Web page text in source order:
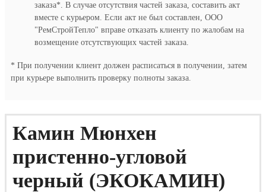
заказа*. В случае отсутствия частей заказа, составить акт
вместе с курьером. Если акт не был составлен, ООО
"РемСтройТепло" вправе отказать клиенту по жалобам на
возмещение отсутствующих частей заказа.
* При получении клиент должен расписаться в получении, затем
при курьере выполнить проверку полноты заказа.
Камин Мюнхен
пристенно-угловой
черный (ЭКОКАМИН)